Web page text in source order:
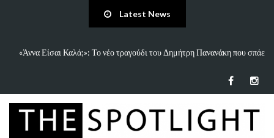
Latest News
«Άννα Είσαι Καλά;»: Το νέο τραγούδι του Δημήτρη Πανανάκη που σπάει